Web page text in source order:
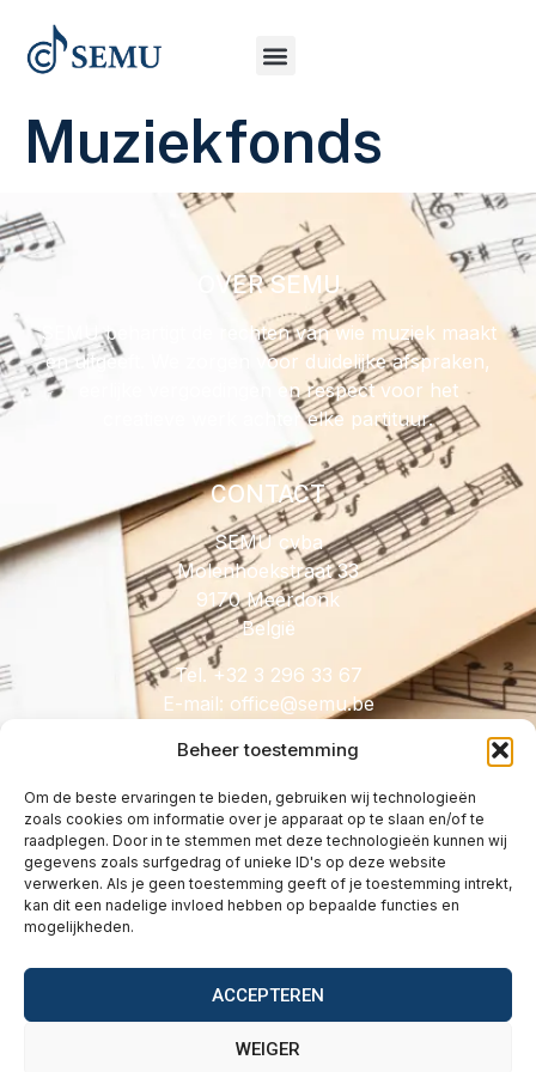
Beheer toestemming
Om de beste ervaringen te bieden, gebruiken wij technologieën
zoals cookies om informatie over je apparaat op te slaan en/of te
raadplegen. Door in te stemmen met deze technologieën kunnen wij
gegevens zoals surfgedrag of unieke ID's op deze website
verwerken. Als je geen toestemming geeft of je toestemming intrekt,
kan dit een nadelige invloed hebben op bepaalde functies en
mogelijkheden.
ACCEPTEREN
WEIGER
Muziekfonds
OVER SEMU
SEMU behartigt de rechten van wie muziek maakt
en uitgeeft. We zorgen voor duidelijke afspraken,
eerlijke vergoedingen en respect voor het
creatieve werk achter elke partituur.
CONTACT
SEMU cvba
Molenhoekstraat 33
9170 Meerdonk
België
Tel. +32 3 296 33 67
E-mail:
eb.umes
@eciffo
HANDIG
Licenties
Tarieven
Wetgeving
Vragen
Contact